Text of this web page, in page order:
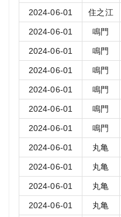
2024-06-01 住之江
2024-06-01 鳴門
2024-06-01 鳴門
2024-06-01 鳴門
2024-06-01 鳴門
2024-06-01 鳴門
2024-06-01 鳴門
2024-06-01 丸亀
2024-06-01 丸亀
2024-06-01 丸亀
2024-06-01 丸亀